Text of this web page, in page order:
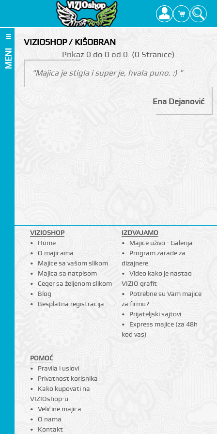
MENI
VIZIOSHOP / KIŠOBRAN
Prikаz 0 do 0 оd 0. (0 Strаnicе)
"Majica je stigla i super je, hvala puno. :) "
Ena Dejanović
VIZIOSHOP
Home
O majicama
Majice sa vašom slikom
Majica sa natpisom
Ceger sa željenom slikom
Blog
Besplatna registracija
IZDVAJAMO
Majice uživo - Galerija
Program zarade za
dizajnere
Video kako je nastao
VIZIO grafit
Potrebne su Vam majice
za firmu?
Prijateljski sajtovi
Express majice (za 48h
kod vas)
POMOĆ
Pravila i uslovi
Privatnost korisnika
Kako kupovati na
VIZIOshop-u
Veličine majica
O nama
Kontakt